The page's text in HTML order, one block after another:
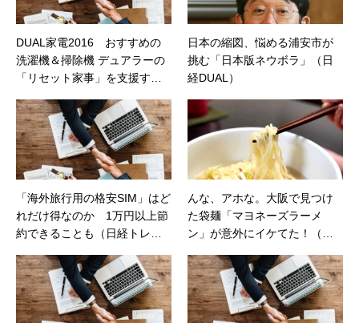
DUAL家電2016 おすすめの
洗濯機＆掃除機 デュアラーの
「リセット家事」を支援する
表！（日経DUAL）
日本の縮図、悩める浦安市が
挑む「日本版ネウボラ」（日
経DUAL）
「海外旅行用の格安SIM」はど
れだけ得なのか 1万円以上節
約できることも（日経トレン
んな、アホな。大阪で見つけ
た袋麺「マヨネーズラーメ
ン」が意外にイケてた！（カ